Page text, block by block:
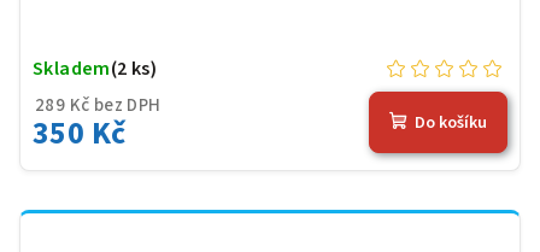
289 Kč bez DPH
350 Kč
Skladem(2 ks)
Do košíku